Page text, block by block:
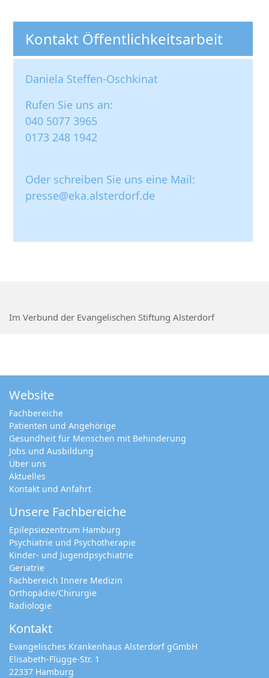
Kontakt Öffentlichkeitsarbeit
Daniela Steffen-Oschkinat
Rufen Sie uns an:
040 5077 3965
0173 248 1942
Oder schreiben Sie uns eine Mail:
presse@eka.alsterdorf.de
Im Verbund der Evangelischen Stiftung Alsterdorf
Website
Fachbereiche
Patienten und Angehörige
Gesundheit für Menschen mit Behinderung
Jobs und Ausbildung
Über uns
Aktuelles
Kontakt und Anfahrt
Unsere Fachbereiche
Epilepsiezentrum Hamburg
Psychiatrie und Psychotherapie
Kinder- und Jugendpsychiatrie
Geriatrie
Fachbereich Innere Medizin
Orthopädie/Chirurgie
Radiologie
Kontakt
Evangelisches Krankenhaus Alsterdorf gGmbH
Elisabeth-Flügge-Str. 1
22337 Hamburg